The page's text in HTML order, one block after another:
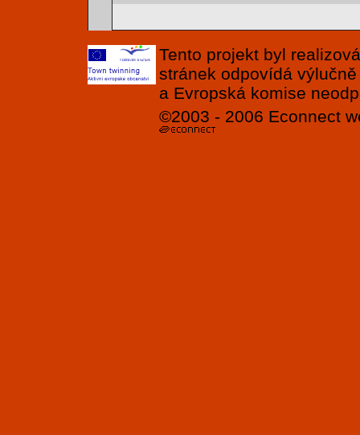
Tento projekt byl
stránek odpovídá
a Evropská komise
©2003 - 2006 Econnect